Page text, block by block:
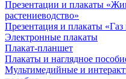
Презентации и плакаты
растениеводство»
Презентация и плакаты «Газ
Электронные плакаты
Плакат-планшет
Плакаты и наглядное
Мультимедийные и